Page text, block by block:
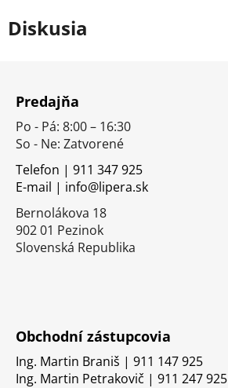
Diskusia
Predajňa
Po - Pá: 8:00 – 16:30
So - Ne: Zatvorené
Telefon | 911 347 925
E-mail | info@lipera.sk
Bernolákova 18
902 01 Pezinok
Slovenská Republika
Obchodní zástupcovia
Ing. Martin Braniš | 911 147 925
Ing. Martin Petrakovič | 911 247 925